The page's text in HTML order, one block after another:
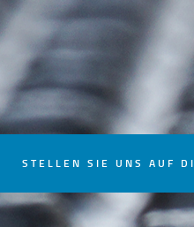
STELLEN SIE UNS AUF